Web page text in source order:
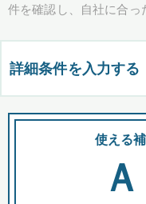
件を確認し、自社に合っ
詳細条件を入力する
都道府県
全国の検索結果
使える